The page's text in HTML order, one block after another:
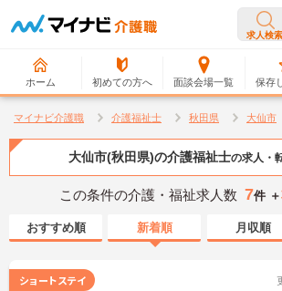
求人検索
ホーム 初めての方へ 面談会場一覧 保存
マイナビ介護職 介護福祉士 秋田県 大仙市
大仙市(秋田県)の介護福祉士の求人・
この条件の介護・福祉求人数 7件 ＋
おすすめ順 新着順 月収順
ショートステイ